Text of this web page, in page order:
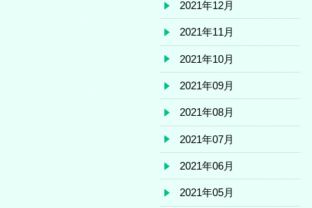
2021年12月
2021年11月
2021年10月
2021年09月
2021年08月
2021年07月
2021年06月
2021年05月